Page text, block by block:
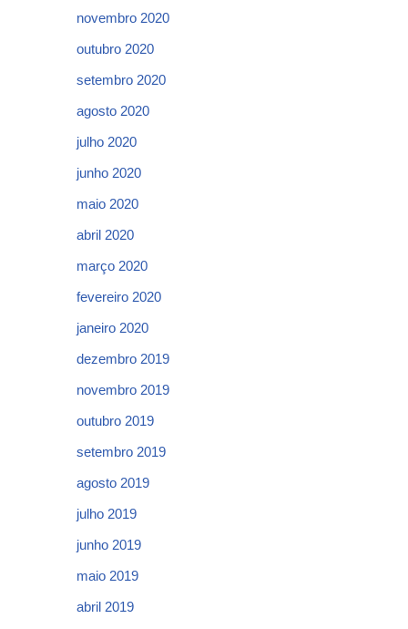
novembro 2020
outubro 2020
setembro 2020
agosto 2020
julho 2020
junho 2020
maio 2020
abril 2020
março 2020
fevereiro 2020
janeiro 2020
dezembro 2019
novembro 2019
outubro 2019
setembro 2019
agosto 2019
julho 2019
junho 2019
maio 2019
abril 2019